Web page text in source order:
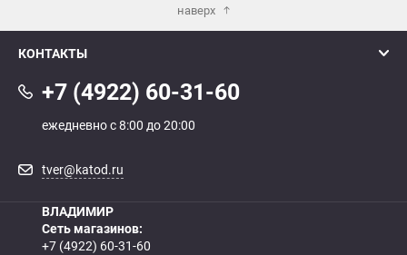
наверх
КОНТАКТЫ
+7 (4922) 60-31-60
ежедневно с 8:00 до 20:00
tver@katod.ru
ВЛАДИМИР
Сеть магазинов:
+7 (4922) 60-31-60